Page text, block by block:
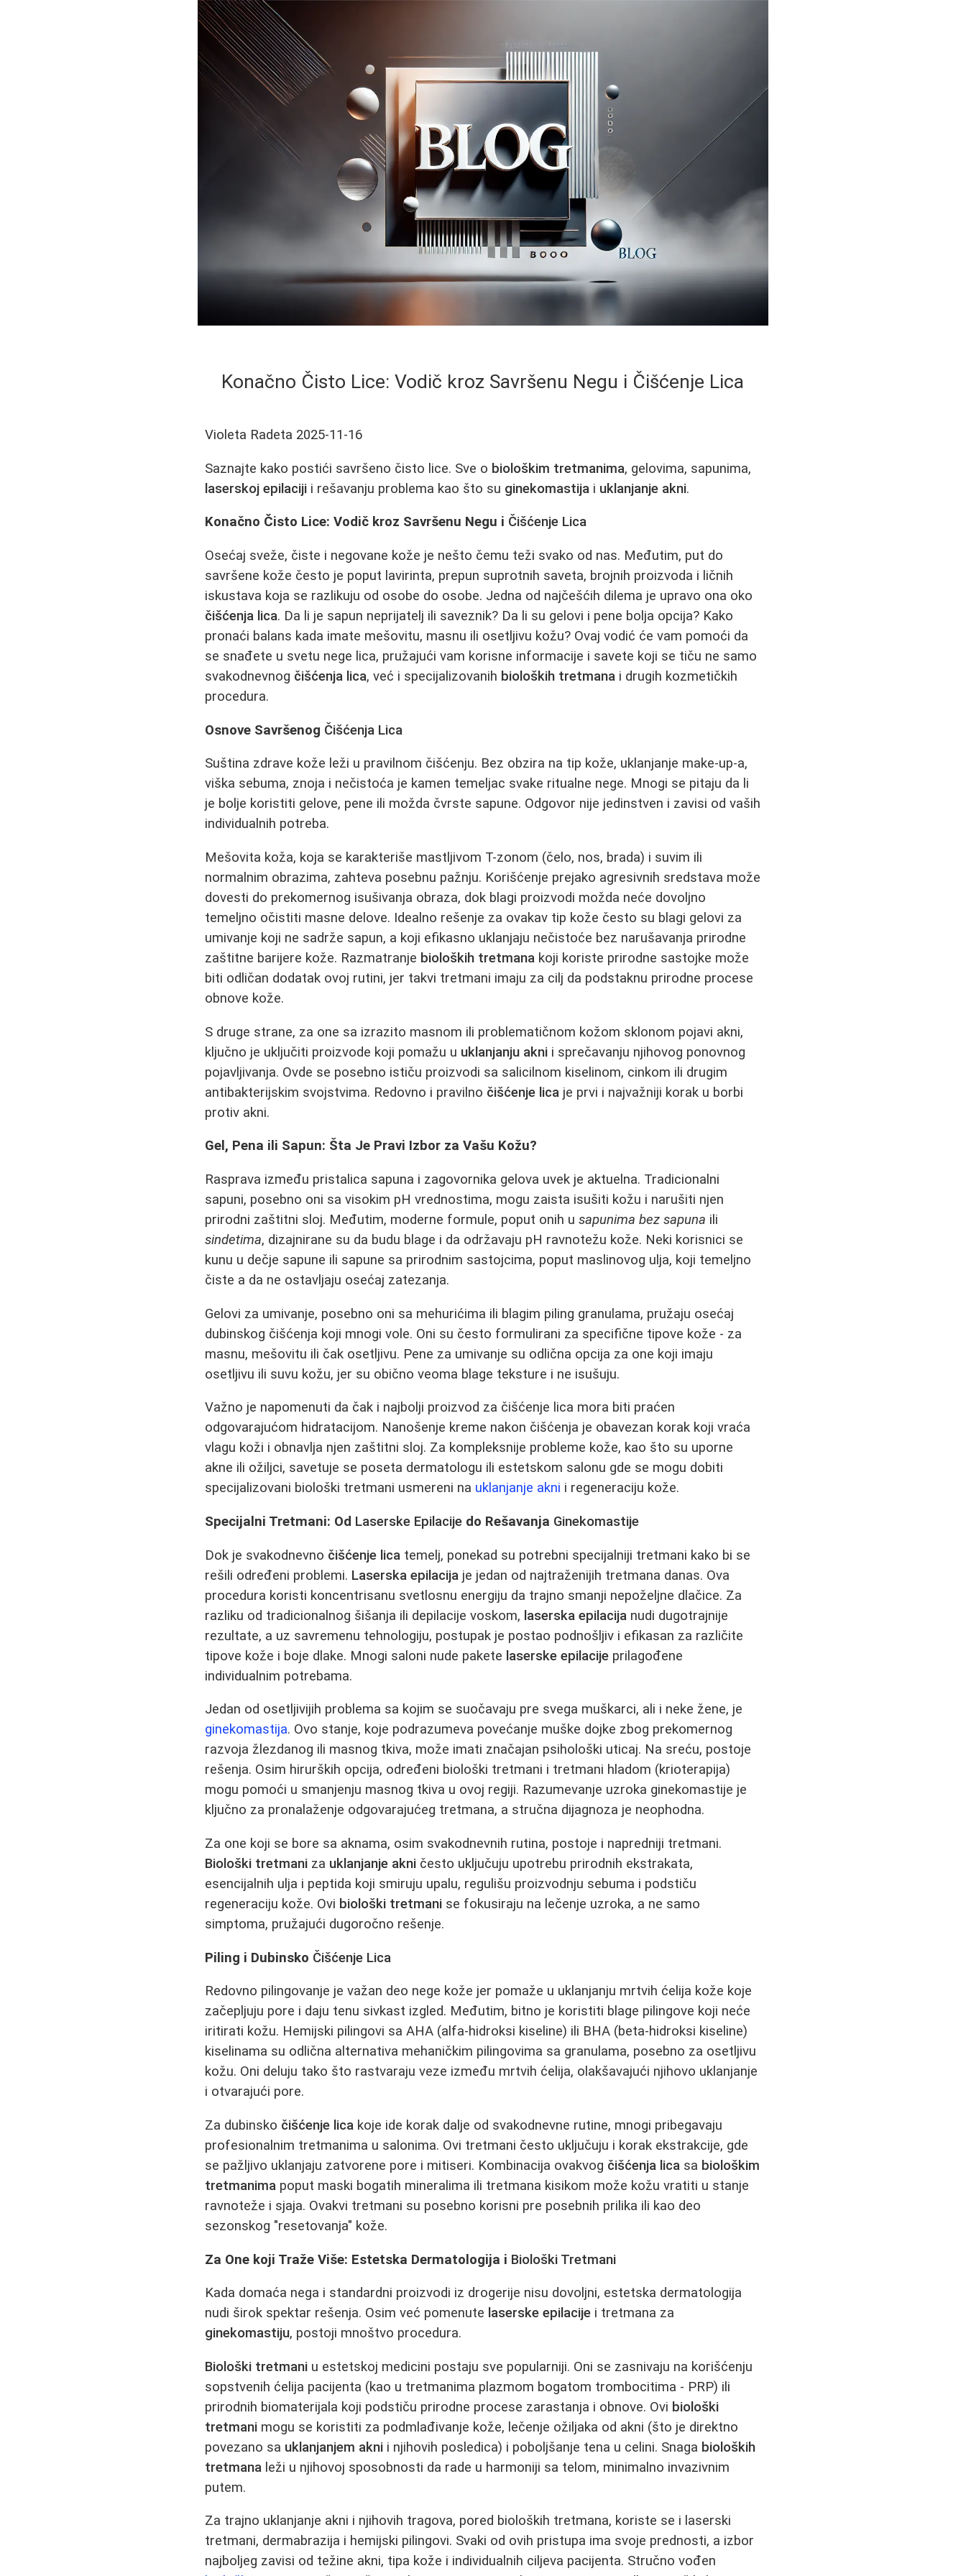
Konačno Čisto Lice: Vodič kroz Savršenu Negu i Čišćenje Lica
Violeta Radeta 2025-11-16
Saznajte kako postići savršeno čisto lice. Sve o biološkim tretmanima, gelovima, sapunima,
laserskoj epilaciji i rešavanju problema kao što su ginekomastija i uklanjanje akni.
Konačno Čisto Lice: Vodič kroz Savršenu Negu i Čišćenje Lica
Osećaj sveže, čiste i negovane kože je nešto čemu teži svako od nas. Međutim, put do
savršene kože često je poput lavirinta, prepun suprotnih saveta, brojnih proizvoda i ličnih
iskustava koja se razlikuju od osobe do osobe. Jedna od najčešćih dilema je upravo ona oko
čišćenja lica. Da li je sapun neprijatelj ili saveznik? Da li su gelovi i pene bolja opcija? Kako
pronaći balans kada imate mešovitu, masnu ili osetljivu kožu? Ovaj vodić će vam pomoći da
se snađete u svetu nege lica, pružajući vam korisne informacije i savete koji se tiču ne samo
svakodnevnog čišćenja lica, već i specijalizovanih bioloških tretmana i drugih kozmetičkih
procedura.
Osnove Savršenog Čišćenja Lica
Suština zdrave kože leži u pravilnom čišćenju. Bez obzira na tip kože, uklanjanje make-up-a,
viška sebuma, znoja i nečistoća je kamen temeljac svake ritualne nege. Mnogi se pitaju da li
je bolje koristiti gelove, pene ili možda čvrste sapune. Odgovor nije jedinstven i zavisi od vaših
individualnih potreba.
Mešovita koža, koja se karakteriše mastljivom T-zonom (čelo, nos, brada) i suvim ili
normalnim obrazima, zahteva posebnu pažnju. Korišćenje prejako agresivnih sredstava može
dovesti do prekomernog isušivanja obraza, dok blagi proizvodi možda neće dovoljno
temeljno očistiti masne delove. Idealno rešenje za ovakav tip kože često su blagi gelovi za
umivanje koji ne sadrže sapun, a koji efikasno uklanjaju nečistoće bez narušavanja prirodne
zaštitne barijere kože. Razmatranje bioloških tretmana koji koriste prirodne sastojke može
biti odličan dodatak ovoj rutini, jer takvi tretmani imaju za cilj da podstaknu prirodne procese
obnove kože.
S druge strane, za one sa izrazito masnom ili problematičnom kožom sklonom pojavi akni,
ključno je uključiti proizvode koji pomažu u uklanjanju akni i sprečavanju njihovog ponovnog
pojavljivanja. Ovde se posebno ističu proizvodi sa salicilnom kiselinom, cinkom ili drugim
antibakterijskim svojstvima. Redovno i pravilno čišćenje lica je prvi i najvažniji korak u borbi
protiv akni.
Gel, Pena ili Sapun: Šta Je Pravi Izbor za Vašu Kožu?
Rasprava između pristalica sapuna i zagovornika gelova uvek je aktuelna. Tradicionalni
sapuni, posebno oni sa visokim pH vrednostima, mogu zaista isušiti kožu i narušiti njen
prirodni zaštitni sloj. Međutim, moderne formule, poput onih usapunima bez sapuna ili
sindetima, dizajnirane su da budu blage i da održavaju pH ravnotežu kože. Neki korisnici se
kunu u dečje sapune ili sapune sa prirodnim sastojcima, poput maslinovog ulja, koji temeljno
čiste a da ne ostavljaju osećaj zatezanja.
Gelovi za umivanje, posebno oni sa mehurićima ili blagim piling granulama, pružaju osećaj
dubinskog čišćenja koji mnogi vole. Oni su često formulirani za specifične tipove kože - za
masnu, mešovitu ili čak osetljivu. Pene za umivanje su odlična opcija za one koji imaju
osetljivu ili suvu kožu, jer su obično veoma blage teksture i ne isušuju.
Važno je napomenuti da čak i najbolji proizvod za čišćenje lica mora biti praćen
odgovarajućom hidratacijom. Nanošenje kreme nakon čišćenja je obavezan korak koji vraća
vlagu koži i obnavlja njen zaštitni sloj. Za kompleksnije probleme kože, kao što su uporne
akne ili ožiljci, savetuje se poseta dermatologu ili estetskom salonu gde se mogu dobiti
specijalizovani biološki tretmani usmereni na uklanjanje akni i regeneraciju kože.
Specijalni Tretmani: Od Laserske Epilacije do Rešavanja Ginekomastije
Dok je svakodnevno čišćenje lica temelj, ponekad su potrebni specijalniji tretmani kako bi se
rešili određeni problemi. Laserska epilacija je jedan od najtraženijih tretmana danas. Ova
procedura koristi koncentrisanu svetlosnu energiju da trajno smanji nepoželjne dlačice. Za
razliku od tradicionalnog šišanja ili depilacije voskom, laserska epilacija nudi dugotrajnije
rezultate, a uz savremenu tehnologiju, postupak je postao podnošljiv i efikasan za različite
tipove kože i boje dlake. Mnogi saloni nude pakete laserske epilacije prilagođene
individualnim potrebama.
Jedan od osetljivijih problema sa kojim se suočavaju pre svega muškarci, ali i neke žene, je
ginekomastija. Ovo stanje, koje podrazumeva povećanje muške dojke zbog prekomernog
razvoja žlezdanog ili masnog tkiva, može imati značajan psihološki uticaj. Na sreću, postoje
rešenja. Osim hirurških opcija, određeni biološki tretmani i tretmani hladom (krioterapija)
mogu pomoći u smanjenju masnog tkiva u ovoj regiji. Razumevanje uzroka ginekomastije je
ključno za pronalaženje odgovarajućeg tretmana, a stručna dijagnoza je neophodna.
Za one koji se bore sa aknama, osim svakodnevnih rutina, postoje i napredniji tretmani.
Biološki tretmani za uklanjanje akni često uključuju upotrebu prirodnih ekstrakata,
esencijalnih ulja i peptida koji smiruju upalu, regulišu proizvodnju sebuma i podstiču
regeneraciju kože. Ovi biološki tretmani se fokusiraju na lečenje uzroka, a ne samo
simptoma, pružajući dugoročno rešenje.
Piling i Dubinsko Čišćenje Lica
Redovno pilingovanje je važan deo nege kože jer pomaže u uklanjanju mrtvih ćelija kože koje
začepljuju pore i daju tenu sivkast izgled. Međutim, bitno je koristiti blage pilingove koji neće
iritirati kožu. Hemijski pilingovi sa AHA (alfa-hidroksi kiseline) ili BHA (beta-hidroksi kiseline)
kiselinama su odlična alternativa mehaničkim pilingovima sa granulama, posebno za osetljivu
kožu. Oni deluju tako što rastvaraju veze između mrtvih ćelija, olakšavajući njihovo uklanjanje
i otvarajući pore.
Za dubinsko čišćenje lica koje ide korak dalje od svakodnevne rutine, mnogi pribegavaju
profesionalnim tretmanima u salonima. Ovi tretmani često uključuju i korak ekstrakcije, gde
se pažljivo uklanjaju zatvorene pore i mitiseri. Kombinacija ovakvog čišćenja lica sa biološkim
tretmanima poput maski bogatih mineralima ili tretmana kisikom može kožu vratiti u stanje
ravnoteže i sjaja. Ovakvi tretmani su posebno korisni pre posebnih prilika ili kao deo
sezonskog "resetovanja" kože.
Za One koji Traže Više: Estetska Dermatologija i Biološki Tretmani
Kada domaća nega i standardni proizvodi iz drogerije nisu dovoljni, estetska dermatologija
nudi širok spektar rešenja. Osim već pomenute laserske epilacije i tretmana za
ginekomastiju, postoji mnoštvo procedura.
Biološki tretmani u estetskoj medicini postaju sve popularniji. Oni se zasnivaju na korišćenju
sopstvenih ćelija pacijenta (kao u tretmanima plazmom bogatom trombocitima - PRP) ili
prirodnih biomaterijala koji podstiču prirodne procese zarastanja i obnove. Ovi biološki
tretmani mogu se koristiti za podmlađivanje kože, lečenje ožiljaka od akni (što je direktno
povezano sa uklanjanjem akni i njihovih posledica) i poboljšanje tena u celini. Snaga bioloških
tretmana leži u njihovoj sposobnosti da rade u harmoniji sa telom, minimalno invazivnim
putem.
Za trajno uklanjanje akni i njihovih tragova, pored bioloških tretmana, koriste se i laserski
tretmani, dermabrazija i hemijski pilingovi. Svaki od ovih pristupa ima svoje prednosti, a izbor
najboljeg zavisi od težine akni, tipa kože i individualnih ciljeva pacijenta. Stručno vođen